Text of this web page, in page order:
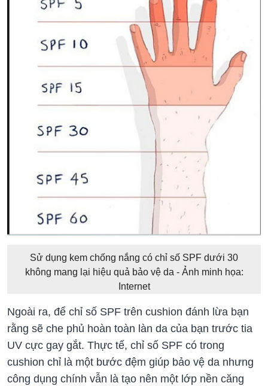
Sử dụng kem chống nắng có chỉ số SPF dưới 30
không mang lại hiệu quả bảo vệ da - Ảnh minh họa:
Internet
Ngoài ra, để chỉ số SPF trên cushion đánh lừa bạn
rằng sẽ che phủ hoàn toàn làn da của bạn trước tia
UV cực gay gắt. Thực tế, chỉ số SPF có trong
cushion chỉ là một bước đệm giúp bảo vệ da nhưng
công dụng chính vẫn là tạo nên một lớp nền căng